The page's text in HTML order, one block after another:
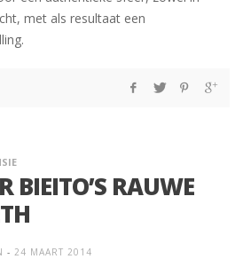
met als resultaat een
BIEITO’S RAUWE
- 24 MAART 2014